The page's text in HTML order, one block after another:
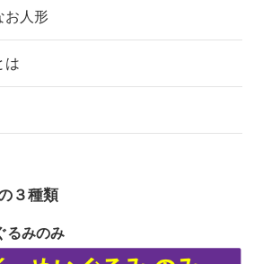
うね
をお道具も含め一式で引き取っ
祭令和6年6月21日(金)
令和6年3月22日(金)
令和5年11月09日(木)
令和5年9月21日(木)
お人形
は
３種類
るみのみ